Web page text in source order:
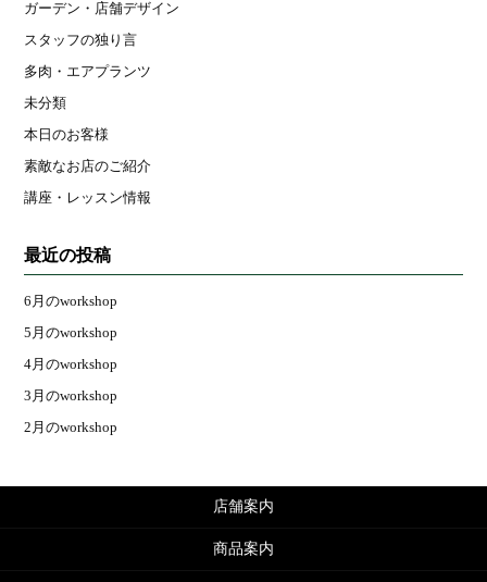
ガーデン・店舗デザイン
スタッフの独り言
多肉・エアプランツ
未分類
本日のお客様
素敵なお店のご紹介
講座・レッスン情報
最近の投稿
6月のworkshop
5月のworkshop
4月のworkshop
3月のworkshop
2月のworkshop
店舗案内
商品案内